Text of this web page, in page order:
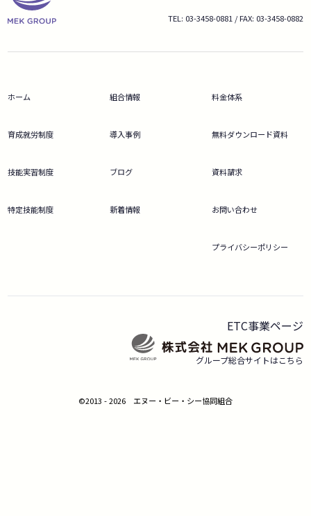
ホーム
育成就労制度
技能実習制度
特定技能制度
組合情報
導入事例
ブログ
新着情報
料金体系
無料ダウンロード資料
資料請求
お問い合わせ
プライバシーポリシー
TEL: 03-3458-0881 / FAX: 03-3458-0882
ETC事業ページ
グループ総合サイトはこちら
©2013 - 2026 エヌー・ビー・シー協同組合